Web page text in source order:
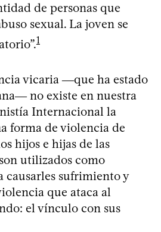
de personas que
sexual. La joven se
1
vicaria ―que ha estado
no existe en nuestra
Internacional la
forma de violencia de
hijos e hijas de las
utilizados como
causarles sufrimiento y
que ataca al
el vínculo con sus